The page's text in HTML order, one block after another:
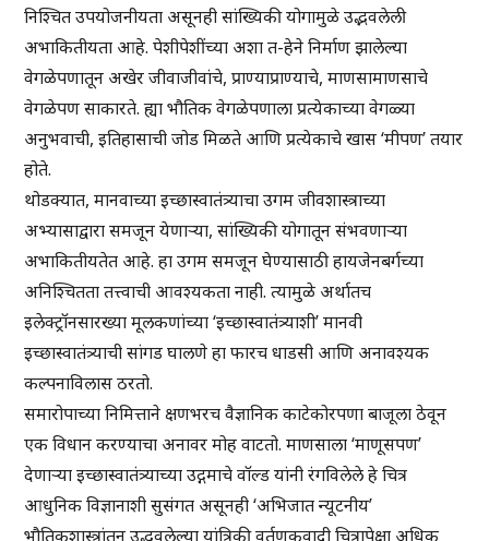
निश्चित उपयोजनीयता असूनही सांख्यिकी योगामुळे उद्भवलेली
अभाकितीयता आहे. पेशीपेशींच्या अशा त-हेने निर्माण झालेल्या
वेगळेपणातून अखेर जीवाजीवांचे, प्राण्याप्राण्याचे, माणसामाणसाचे
वेगळेपण साकारते. ह्या भौतिक वेगळेपणाला प्रत्येकाच्या वेगळ्या
अनुभवाची, इतिहासाची जोड मिळते आणि प्रत्येकाचे खास ‘मीपण’ तयार
होते.
थोडक्यात, मानवाच्या इच्छास्वातंत्र्याचा उगम जीवशास्त्राच्या
अभ्यासाद्वारा समजून येणाऱ्या, सांख्यिकी योगातून संभवणाऱ्या
अभाकितीयतेत आहे. हा उगम समजून घेण्यासाठी हायजेनबर्गच्या
अनिश्चितता तत्त्वाची आवश्यकता नाही. त्यामुळे अर्थातच
इलेक्ट्रॉनसारख्या मूलकणांच्या ‘इच्छास्वातंत्र्याशी’ मानवी
इच्छास्वातंत्र्याची सांगड घालणे हा फारच धाडसी आणि अनावश्यक
कल्पनाविलास ठरतो.
समारोपाच्या निमित्ताने क्षणभरच वैज्ञानिक काटेकोरपणा बाजूला ठेवून
एक विधान करण्याचा अनावर मोह वाटतो. माणसाला ‘माणूसपण’
देणाऱ्या इच्छास्वातंत्र्याच्या उद्गमाचे वॉल्ड यांनी रंगविलेले हे चित्र
आधुनिक विज्ञानाशी सुसंगत असूनही ‘अभिजात न्यूटनीय’
भौतिकशास्त्रांतून उद्भवलेल्या यांत्रिकी वर्तणूकवादी चित्रापेक्षा अधिक